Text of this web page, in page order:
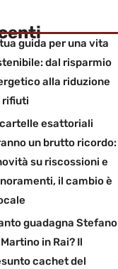
guida per una vita
dal risparmio
alla riduzione
rifiuti
esattoriali
un brutto ricordo:
su riscossioni e
il cambio è
guadagna Stefano
in Rai? Il
cachet del